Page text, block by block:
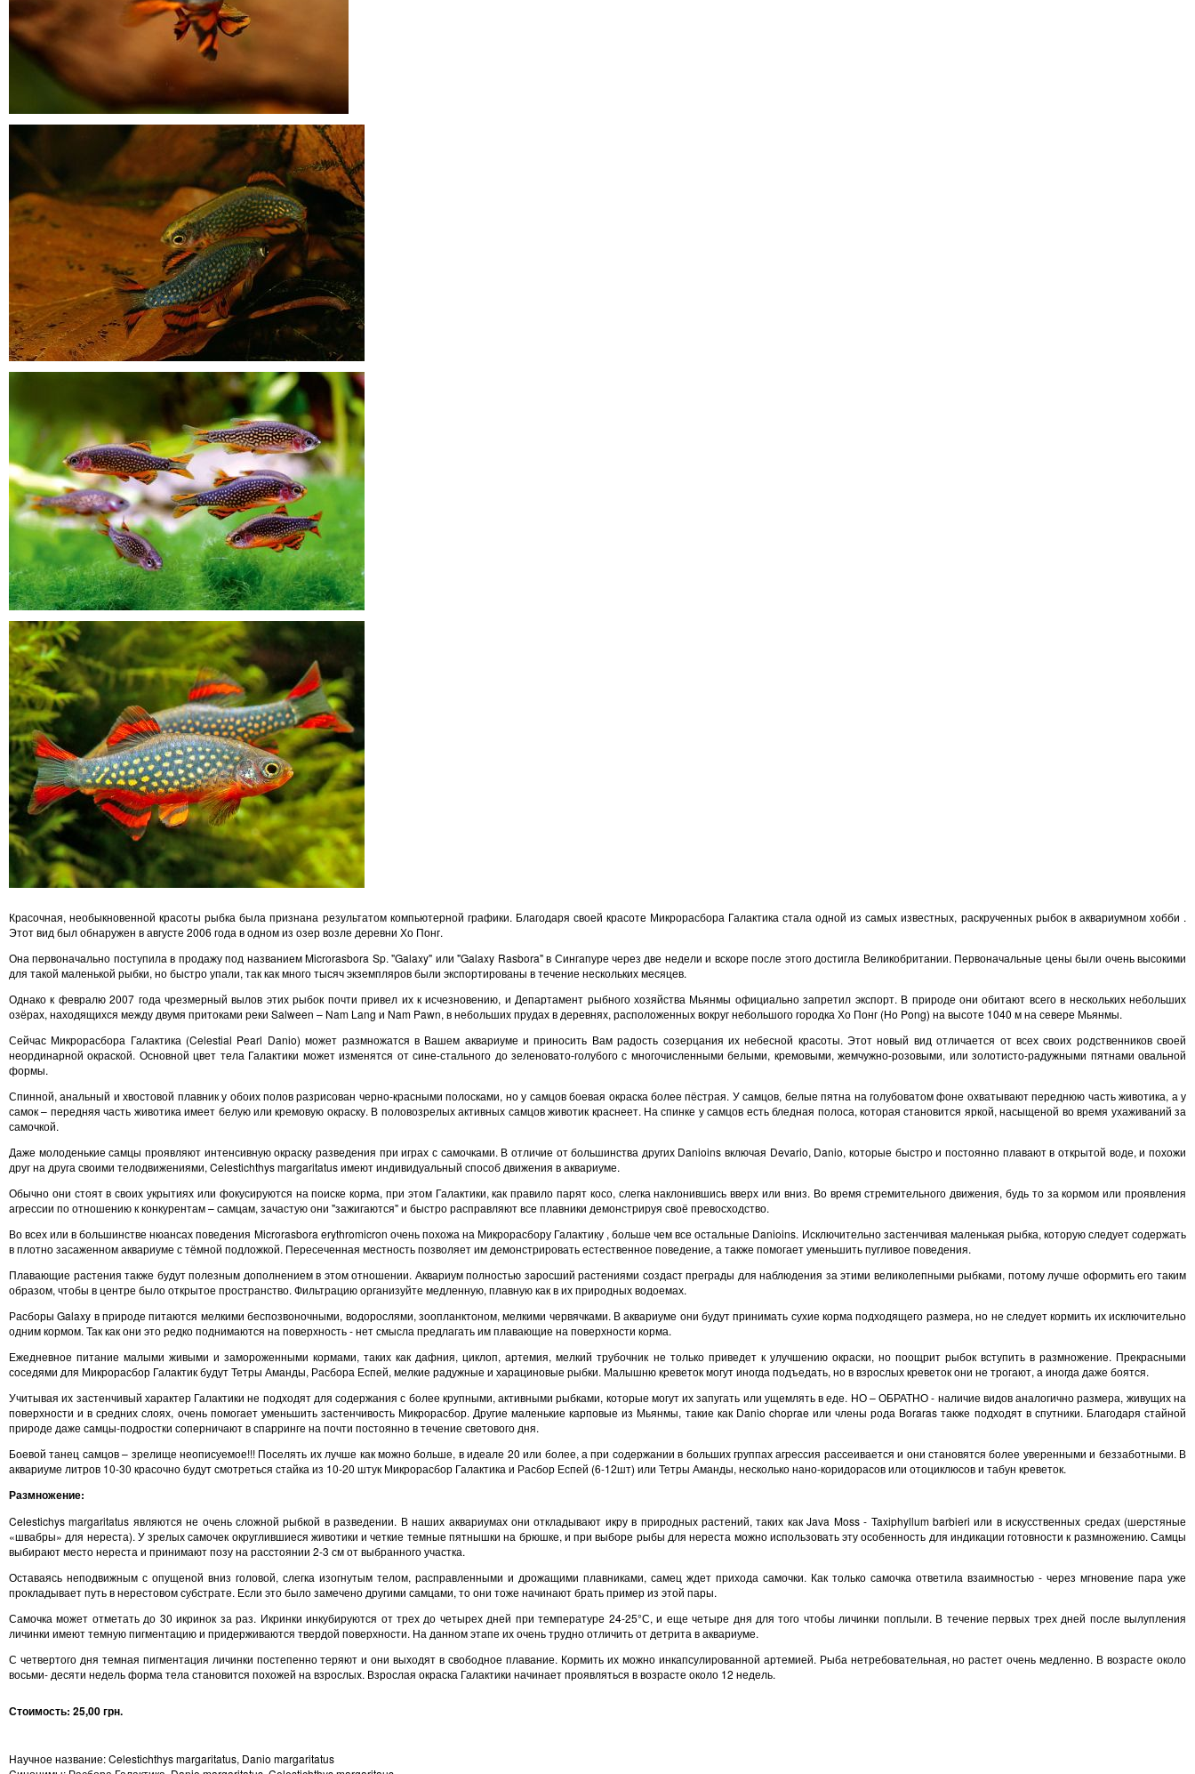
Красочная, необыкновенной красоты рыбка была признана результатом компьютерной графики. Благодаря своей красоте Микрорасбора Галактика стала одной из самых известных, раскрученных рыбок в аквариумном хобби .
Этот вид был обнаружен в августе 2006 года в одном из озер возле деревни Хо Понг.
Она первоначально поступила в продажу под названием Microrasbora Sp. "Galaxy" или "Galaxy Rasbora" в Сингапуре через две недели и вскоре после этого достигла Великобритании. Первоначальные цены были очень высокими
для такой маленькой рыбки, но быстро упали, так как много тысяч экземпляров были экспортированы в течение нескольких месяцев.
Однако к февралю 2007 года чрезмерный вылов этих рыбок почти привел их к исчезновению, и Департамент рыбного хозяйства Мьянмы официально запретил экспорт. В природе они обитают всего в нескольких небольших
озёрах, находящихся между двумя притоками реки Salween – Nam Lang и Nam Pawn, в небольших прудах в деревнях, расположенных вокруг небольшого городка Хо Понг (Ho Pong) на высоте 1040 м на севере Мьянмы.
Сейчас Микрорасбора Галактика (Celestial Pearl Danio) может размножатся в Вашем аквариуме и приносить Вам радость созерцания их небесной красоты. Этот новый вид отличается от всех своих родственников своей
неординарной окраской. Основной цвет тела Галактики может изменятся от сине-стального до зеленовато-голубого с многочисленными белыми, кремовыми, жемчужно-розовыми, или золотисто-радужными пятнами овальной
формы.
Спинной, анальный и хвостовой плавник у обоих полов разрисован черно-красными полосками, но у самцов боевая окраска более пёстрая. У самцов, белые пятна на голубоватом фоне охватывают переднюю часть животика, а у
самок – передняя часть животика имеет белую или кремовую окраску. В половозрелых активных самцов животик краснеет. На спинке у самцов есть бледная полоса, которая становится яркой, насыщеной во время ухаживаний за
самочкой.
Даже молоденькие самцы проявляют интенсивную окраску разведения при играх с самочками. В отличие от большинства других Danioins включая Devario, Danio, которые быстро и постоянно плавают в открытой воде, и похожи
друг на друга своими телодвижениями, Celestichthys margaritatus имеют индивидуальный способ движения в аквариуме.
Обычно они стоят в своих укрытиях или фокусируются на поиске корма, при этом Галактики, как правило парят косо, слегка наклонившись вверх или вниз. Во время стремительного движения, будь то за кормом или проявления
агрессии по отношению к конкурентам – самцам, зачастую они "зажигаются" и быстро расправляют все плавники демонстрируя своё превосходство.
Во всех или в большинстве нюансах поведения Microrasbora erythromicron очень похожа на Микрорасбору Галактику , больше чем все остальные Danioins. Исключительно застенчивая маленькая рыбка, которую следует содержать
в плотно засаженном аквариуме с тёмной подложкой. Пересеченная местность позволяет им демонстрировать естественное поведение, а также помогает уменьшить пугливое поведения.
Плавающие растения также будут полезным дополнением в этом отношении. Аквариум полностью заросший растениями создаст преграды для наблюдения за этими великолепными рыбками, потому лучше оформить его таким
образом, чтобы в центре было открытое пространство. Фильтрацию организуйте медленную, плавную как в их природных водоемах.
Расборы Galaxy в природе питаются мелкими беспозвоночными, водорослями, зоопланктоном, мелкими червячками. В аквариуме они будут принимать сухие корма подходящего размера, но не следует кормить их исключительно
одним кормом. Так как они это редко поднимаются на поверхность - нет смысла предлагать им плавающие на поверхности корма.
Ежедневное питание малыми живыми и замороженными кормами, таких как дафния, циклоп, артемия, мелкий трубочник не только приведет к улучшению окраски, но поощрит рыбок вступить в размножение. Прекрасными
соседями для Микрорасбор Галактик будут Тетры Аманды, Расбора Еспей, мелкие радужные и харациновые рыбки. Малышню креветок могут иногда подъедать, но в взрослых креветок они не трогают, а иногда даже боятся.
Учитывая их застенчивый характер Галактики не подходят для содержания с более крупными, активными рыбками, которые могут их запугать или ущемлять в еде. НО – ОБРАТНО - наличие видов аналогично размера, живущих на
поверхности и в средних слоях, очень помогает уменьшить застенчивость Микрорасбор. Другие маленькие карповые из Мьянмы, такие как Danio choprae или члены рода Boraras также подходят в спутники. Благодаря стайной
природе даже самцы-подростки соперничают в спарринге на почти постоянно в течение светового дня.
Боевой танец самцов – зрелище неописуемое!!! Поселять их лучше как можно больше, в идеале 20 или более, а при содержании в больших группах агрессия рассеивается и они становятся более уверенными и беззаботными. В
аквариуме литров 10-30 красочно будут смотреться стайка из 10-20 штук Микрорасбор Галактика и Расбор Еспей (6-12шт) или Тетры Аманды, несколько нано-коридорасов или отоциклюсов и табун креветок.
Размножение:
Celestichys margaritatus являются не очень сложной рыбкой в разведении. В наших аквариумах они откладывают икру в природных растений, таких как Java Moss - Taxiphyllum barbieri или в искусственных средах (шерстяные
«швабры» для нереста). У зрелых самочек округлившиеся животики и четкие темные пятнышки на брюшке, и при выборе рыбы для нереста можно использовать эту особенность для индикации готовности к размножению. Самцы
выбирают место нереста и принимают позу на расстоянии 2-3 см от выбранного участка.
Оставаясь неподвижным с опущеной вниз головой, слегка изогнутым телом, расправленными и дрожащими плавниками, самец ждет прихода самочки. Как только самочка ответила взаимностью - через мгновение пара уже
прокладывает путь в нерестовом субстрате. Если это было замечено другими самцами, то они тоже начинают брать пример из этой пары.
Самочка может отметать до 30 икринок за раз. Икринки инкубируются от трех до четырех дней при температуре 24-25°С, и еще четыре дня для того чтобы личинки поплыли. В течение первых трех дней после вылупления
личинки имеют темную пигментацию и придерживаются твердой поверхности. На данном этапе их очень трудно отличить от детрита в аквариуме.
С четвертого дня темная пигментация личинки постепенно теряют и они выходят в свободное плавание. Кормить их можно инкапсулированной артемией. Рыба нетребовательная, но растет очень медленно. В возрасте около
восьми- десяти недель форма тела становится похожей на взрослых. Взрослая окраска Галактики начинает проявляться в возрасте около 12 недель.
Стоимость: 25,00 грн.
Научное название: Celestichthys margaritatus, Danio margaritatus